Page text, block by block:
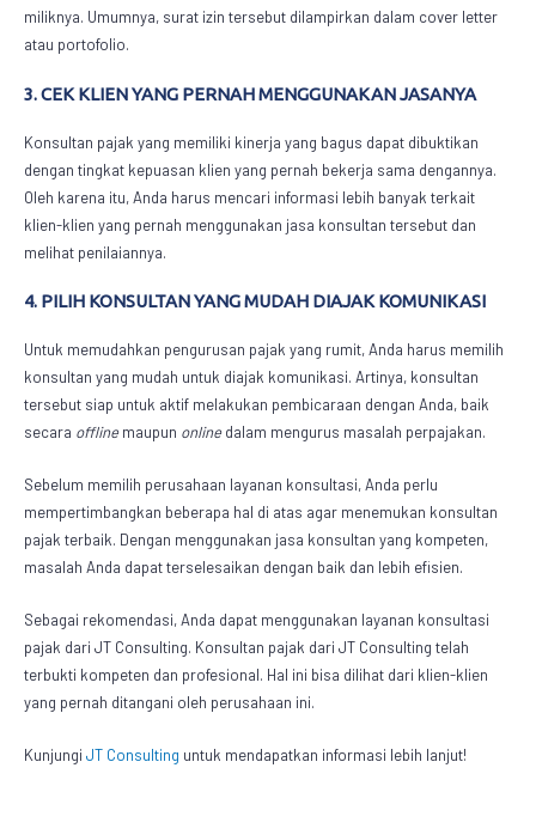
miliknya. Umumnya, surat izin tersebut dilampirkan dalam cover letter
atau portofolio.
3. CEK KLIEN YANG PERNAH MENGGUNAKAN JASANYA
Konsultan pajak yang memiliki kinerja yang bagus dapat dibuktikan
dengan tingkat kepuasan klien yang pernah bekerja sama dengannya.
Oleh karena itu, Anda harus mencari informasi lebih banyak terkait
klien-klien yang pernah menggunakan jasa konsultan tersebut dan
melihat penilaiannya.
4. PILIH KONSULTAN YANG MUDAH DIAJAK KOMUNIKASI
Untuk memudahkan pengurusan pajak yang rumit, Anda harus memilih
konsultan yang mudah untuk diajak komunikasi. Artinya, konsultan
tersebut siap untuk aktif melakukan pembicaraan dengan Anda, baik
secara offlinemaupun onlinedalam mengurus masalah perpajakan.
Sebelum memilih perusahaan layanan konsultasi, Anda perlu
mempertimbangkan beberapa hal di atas agar menemukan konsultan
pajak terbaik. Dengan menggunakan jasa konsultan yang kompeten,
masalah Anda dapat terselesaikan dengan baik dan lebih efisien.
Sebagai rekomendasi, Anda dapat menggunakan layanan konsultasi
pajak dari JT Consulting. Konsultan pajak dari JT Consulting telah
terbukti kompeten dan profesional. Hal ini bisa dilihat dari klien-klien
yang pernah ditangani oleh perusahaan ini.
KunjungiJT Consulting untuk mendapatkan informasi lebih lanjut!